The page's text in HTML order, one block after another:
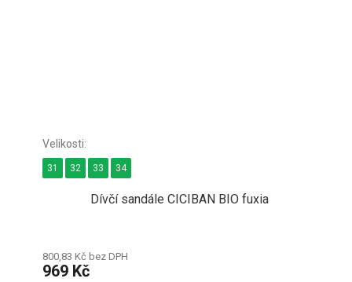
Dívčí sandále CICIBAN BIO fuxia
800,83 Kč bez DPH
969 Kč
31 32 33 34